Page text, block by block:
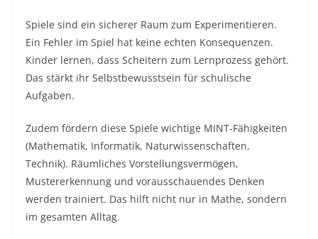
Spiele sind ein sicherer Raum zum Experimentieren.
Ein Fehler im Spiel hat keine echten Konsequenzen.
Kinder lernen, dass Scheitern zum Lernprozess gehört.
Das stärkt ihr Selbstbewusstsein für schulische
Aufgaben.
Zudem fördern diese Spiele wichtige MINT-Fähigkeiten
(Mathematik, Informatik, Naturwissenschaften,
Technik). Räumliches Vorstellungsvermögen,
Mustererkennung und vorausschauendes Denken
werden trainiert. Das hilft nicht nur in Mathe, sondern
im gesamten Alltag.